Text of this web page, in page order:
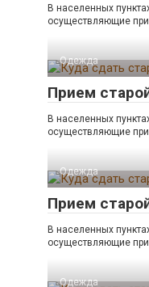
В населенных
осуществляющие
Одежда
Прием
В населенных
осуществляющие
Одежда
Прием
В населенных
осуществляющие
Одежда